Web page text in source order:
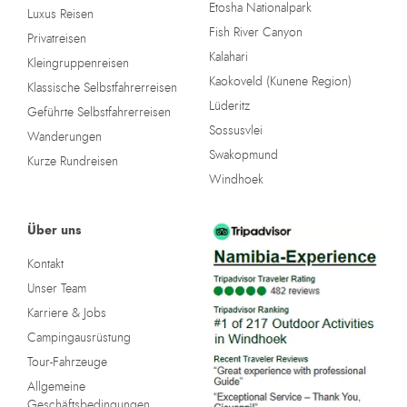
Luxus Reisen
Privatreisen
Kleingruppenreisen
Klassische Selbstfahrerreisen
Geführte Selbstfahrerreisen
Wanderungen
Kurze Rundreisen
Etosha Nationalpark
Fish River Canyon
Kalahari
Kaokoveld (Kunene Region)
Lüderitz
Sossusvlei
Swakopmund
Windhoek
Über uns
Kontakt
Unser Team
Karriere & Jobs
Campingausrüstung
Tour-Fahrzeuge
Allgemeine